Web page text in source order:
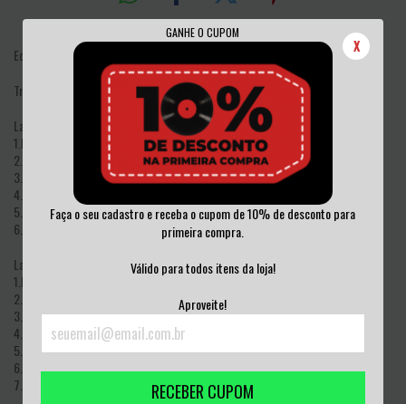
GANHE O CUPOM
X
Faça o seu cadastro e receba o cupom de 10% de desconto para
primeira compra.
Válido para todos itens da loja!
Aproveite!
RECEBER CUPOM
Edição em vinil preto, importado.
Tracklist:
Lado A
1.Direito de fumar 3:07
2.Crucificados pelo sistema 1:08
3.Beber até morrer 3:07
4.Crise geral 2:49
5.Juventude perdida 2:51
6.Difícil de entender 3:28
Lado B
1.Próximo alvo 2:58
2.O dotadão deve morrer 2:33
3.AIDS, pop, repressão 1:33
4.Expresso da escravidão 3:05
5.Sofrer 4:09
6.Levante little susie 2:03
7.Deixe-me levá-la para casa 2:03